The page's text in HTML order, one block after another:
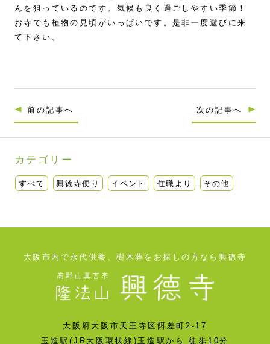
んを狙っているのです。気候も良く過ごしやすい季節！
お寺でも植物の見頃がいっぱいです。是非一度遊びに来
て下さい。
前の記事へ 次の記事へ
カテゴリー
すべて 興徳寺便り イベント 住職より その他
大阪市内で永代供養、樹木葬をお探しの方なら興德寺
大阪府大阪市天王寺区餌差町2-17
玉造駅(JR大阪環状線)玉造駅から 徒歩10分